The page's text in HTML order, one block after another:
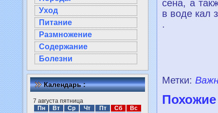
Уход
Питание
Размножение
Содержание
Болезни
Календарь :
7 августа пятница
Пн
Вт Ср Чт Пт Сб
Вс
сeна, а
в воде кал
.
Метки:
Похожие